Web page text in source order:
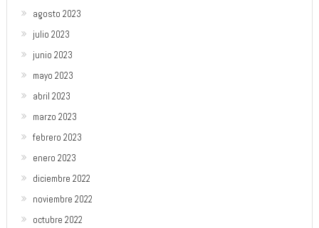
agosto 2023
julio 2023
junio 2023
mayo 2023
abril 2023
marzo 2023
febrero 2023
enero 2023
diciembre 2022
noviembre 2022
octubre 2022